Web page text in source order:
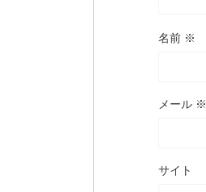
名前 ※
メール ※
サイト